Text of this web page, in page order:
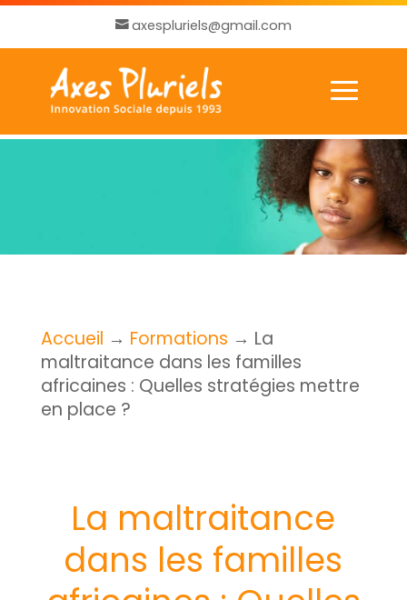
axespluriels@gmail.com
Accueil → Formations → La
maltraitance dans les familles
africaines : Quelles stratégies mettre
en place ?
La maltraitance
dans les familles